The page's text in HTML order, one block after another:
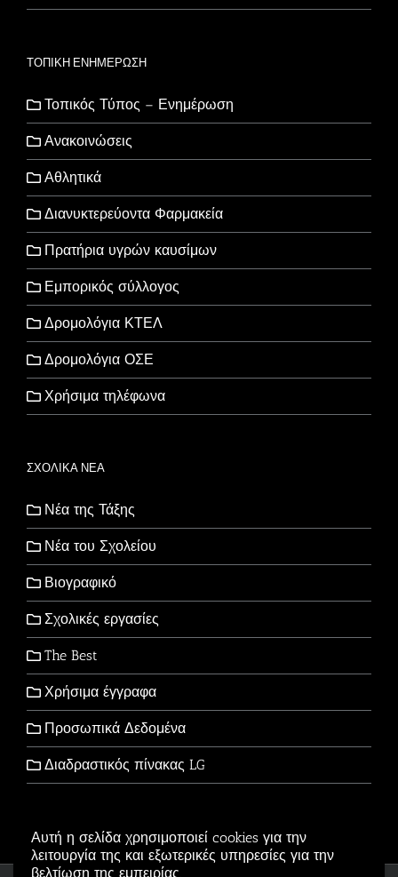
Αυτή η σελίδα χρησιμοποιεί cookies για την
λειτουργία της και εξωτερικές υπηρεσίες για την
βελτίωση της εμπειρίας.
ΤΟΠΙΚΗ ΕΝΗΜΕΡΩΣΗ
Τοπικός Τύπος – Ενημέρωση
Ανακοινώσεις
Αθλητικά
Διανυκτερεύοντα Φαρμακεία
Πρατήρια υγρών καυσίμων
Εμπορικός σύλλογος
Δρομολόγια ΚΤΕΛ
Δρομολόγια ΟΣΕ
Χρήσιμα τηλέφωνα
ΣΧΟΛΙΚΑ ΝΕΑ
Νέα της Τάξης
Νέα του Σχολείου
Βιογραφικό
Σχολικές εργασίες
The Best
Χρήσιμα έγγραφα
Προσωπικά Δεδομένα
Διαδραστικός πίνακας LG